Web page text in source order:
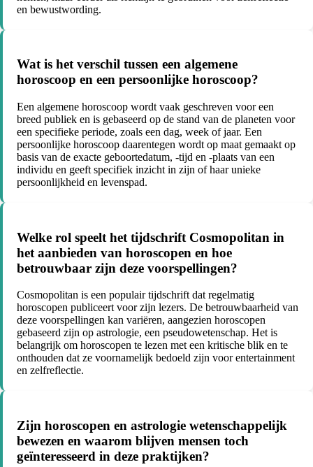
en bewustwording.
Wat is het verschil tussen een algemene
horoscoop en een persoonlijke horoscoop?
Een algemene horoscoop wordt vaak geschreven voor een
breed publiek en is gebaseerd op de stand van de planeten voor
een specifieke periode, zoals een dag, week of jaar. Een
persoonlijke horoscoop daarentegen wordt op maat gemaakt op
basis van de exacte geboortedatum, -tijd en -plaats van een
individu en geeft specifiek inzicht in zijn of haar unieke
persoonlijkheid en levenspad.
Welke rol speelt het tijdschrift Cosmopolitan in
het aanbieden van horoscopen en hoe
betrouwbaar zijn deze voorspellingen?
Cosmopolitan is een populair tijdschrift dat regelmatig
horoscopen publiceert voor zijn lezers. De betrouwbaarheid van
deze voorspellingen kan variëren, aangezien horoscopen
gebaseerd zijn op astrologie, een pseudowetenschap. Het is
belangrijk om horoscopen te lezen met een kritische blik en te
onthouden dat ze voornamelijk bedoeld zijn voor entertainment
en zelfreflectie.
Zijn horoscopen en astrologie wetenschappelijk
bewezen en waarom blijven mensen toch
geïnteresseerd in deze praktijken?